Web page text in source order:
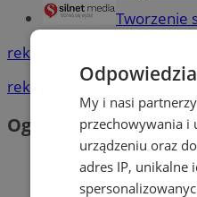
Tworzenie
reklama
reklama
Ogłoszenia
My i nasi
przechowywania i
urządzeniu oraz
adres IP, unikalne